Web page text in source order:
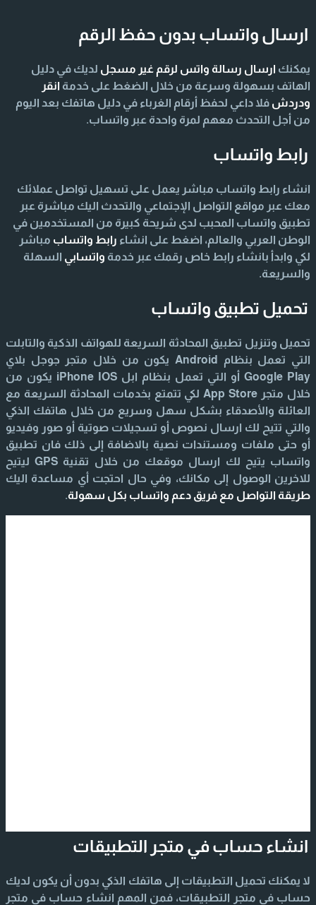
ارسال واتساب بدون حفظ الرقم
يمكنك ارسال رسالة واتس لرقم غير مسجل لديك في دليل
الهاتف بسهولة وسرعة من خلال الضغط على خدمة انقر
ودردش فلا داعي لحفظ أرقام الغرباء في دليل هاتفك بعد اليوم
من أجل التحدث معهم لمرة واحدة عبر واتساب.
رابط واتساب
انشاء رابط واتساب مباشر يعمل على تسهيل تواصل عملائك
معك عبر مواقع التواصل الإجتماعي والتحدث اليك مباشرة عبر
تطبيق واتساب المحبب لدى شريحة كبيرة من المستخدمين في
الوطن العربي والعالم، اضغط على انشاء رابط واتساب مباشر
لكي وابدأ بانشاء رابط خاص رقمك عبر خدمة واتسابي السهلة
والسريعة.
تحميل تطبيق واتساب
تحميل وتنزيل تطبيق المحادثة السريعة للهواتف الذكية والتابلت
التي تعمل بنظام Android يكون من خلال متجر جوجل بلاي
Google Play أو التي تعمل بنظام ابل iPhone IOS يكون من
خلال متجر App Store لكي تتمتع بخدمات المحادثة السريعة مع
العائلة والأصدقاء بشكل سهل وسريع من خلال هاتفك الذكي
والتي تتيح لك ارسال نصوص أو تسجيلات صوتية أو صور وفيديو
أو حتى ملفات ومستندات نصية بالاضافة إلى ذلك فان تطبيق
واتساب يتيح لك ارسال موقعك من خلال تقنية GPS ليتيح
للاخرين الوصول إلى مكانك، وفي حال احتجت أي مساعدة اليك
طريقة التواصل مع فريق دعم واتساب بكل سهولة.
انشاء حساب في متجر التطبيقات
لا يمكنك تحميل التطبيقات إلى هاتفك الذكي بدون أن يكون لديك
حساب في متجر التطبيقات، فمن المهم انشاء حساب في متجر